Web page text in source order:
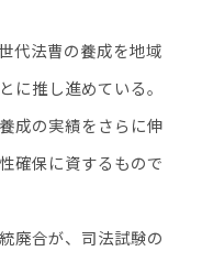
代法曹の養成を地域
に推し進めている。
成の実績をさらに伸
確保に資するもので
廃合が、司法試験の